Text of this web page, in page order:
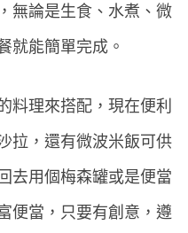
無論是生食、水煮、微
就能簡單完成。
料理來搭配，現在便利
拉，還有微波米飯可供
去用個梅森罐或是便當
便當，只要有創意，遵